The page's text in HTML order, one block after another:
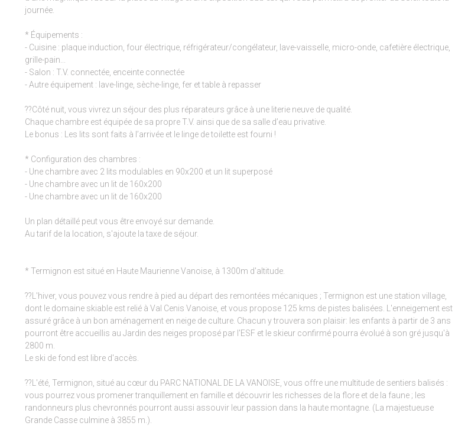
journée.
* Équipements :
- Cuisine : plaque induction, four électrique, réfrigérateur/congélateur, lave-vaisselle, micro-onde, cafetière électrique,
grille-pain...
- Salon : T.V. connectée, enceinte connectée
- Autre équipement : lave-linge, sèche-linge, fer et table à repasser
??Côté nuit, vous vivrez un séjour des plus réparateurs grâce à une literie neuve de qualité.
Chaque chambre est équipée de sa propre T.V. ainsi que de sa salle d’eau privative.
Le bonus : Les lits sont faits à l’arrivée et le linge de toilette est fourni !
* Configuration des chambres :
- Une chambre avec 2 lits modulables en 90x200 et un lit superposé
- Une chambre avec un lit de 160x200
- Une chambre avec un lit de 160x200
Un plan détaillé peut vous être envoyé sur demande.
Au tarif de la location, s'ajoute la taxe de séjour.
* Termignon est situé en Haute Maurienne Vanoise, à 1300m d'altitude.
??L'hiver, vous pouvez vous rendre à pied au départ des remontées mécaniques ; Termignon est une station village,
dont le domaine skiable est relié à Val Cenis Vanoise, et vous propose 125 kms de pistes balisées. L'enneigement est
assuré grâce à un bon aménagement en neige de culture. Chacun y trouvera son plaisir: les enfants à partir de 3 ans
pourront être accueillis au Jardin des neiges proposé par l'ESF et le skieur confirmé pourra évolué à son gré jusqu'à
2800 m.
Le ski de fond est libre d'accès.
??L'été, Termignon, situé au cœur du PARC NATIONAL DE LA VANOISE, vous offre une multitude de sentiers balisés :
vous pourrez vous promener tranquillement en famille et découvrir les richesses de la flore et de la faune ; les
randonneurs plus chevronnés pourront aussi assouvir leur passion dans la haute montagne. (La majestueuse
Grande Casse culmine à 3855 m.).